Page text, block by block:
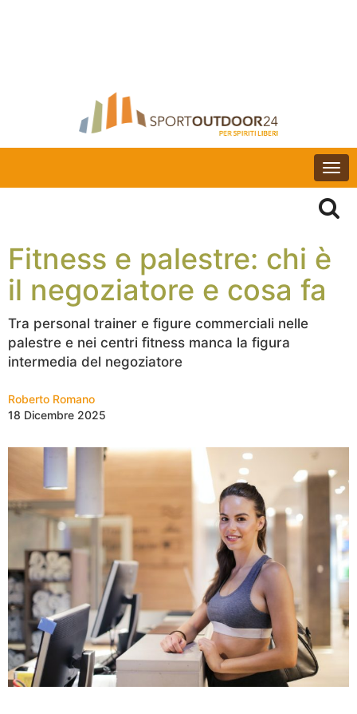
Fitness e palestre: chi è
il negoziatore e cosa fa
Tra personal trainer e figure commerciali nelle
palestre e nei centri fitness manca la figura
intermedia del negoziatore
Roberto Romano
18 Dicembre 2025